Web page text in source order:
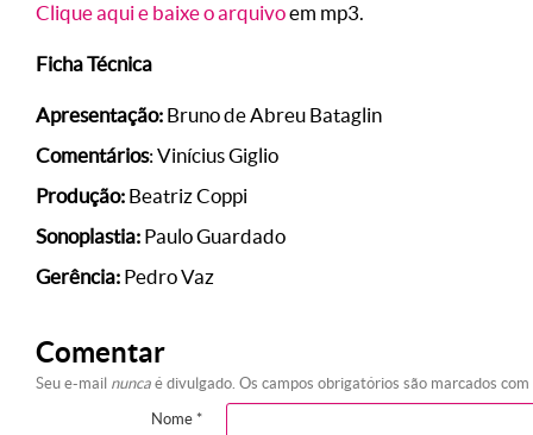
Clique aqui e baixe o arquivoem mp3.
Ficha Técnica
Apresentação: Bruno de Abreu Bataglin
Comentários: Vinícius Giglio
Produção: Beatriz Coppi
Sonoplastia: Paulo Guardado
Gerência: Pedro Vaz
Comentar
Seu e-mail nunca é divulgado. Os campos obrigatórios são marcados com
Nome *